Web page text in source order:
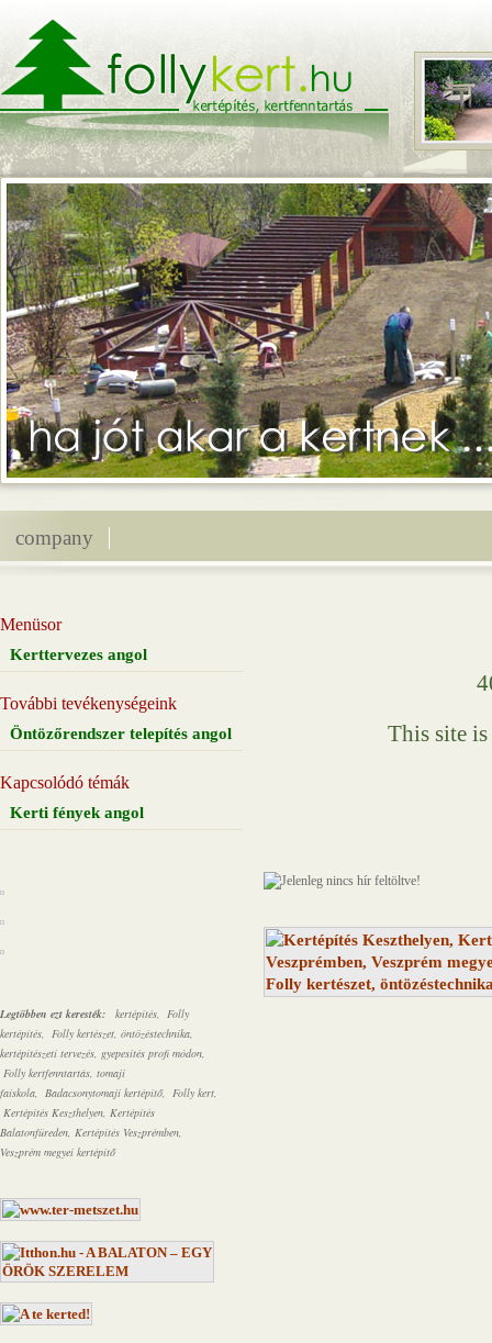
company
Menüsor
Kerttervezes angol
További tevékenységeink
Öntözőrendszer telepítés angol
Kapcsolódó témák
Kerti fények angol
Legtöbben ezt keresték:
kertépítés, Folly
kertépítés, Folly kertészet, öntözéstechnika,
kertépítészeti tervezés, gyepesítés profi módon,
Folly kertfenntartás, tomaji
faiskola, Badacsonytomaji kertépítő, Folly kert,
Kertépítés Keszthelyen, Kertépítés
Balatonfüreden, Kertépítés Veszprémben,
Veszprém megyei kertépítő
This site